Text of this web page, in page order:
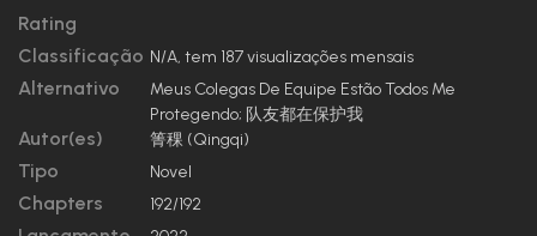
de sono: “Hmm, prometo a vocês, se eu chegar ao
Campeonato Mundial, farei uma transmissão ao vivo
trasvestido por um mês”.
“Ao ver que o canário de quem ele cuidava estava ‘lutando’
para ganhar a vida, Ji Shijin finalmente decidiu o perdoar.
Mais tarde, ele chegou do lado de fora do portão da equipe,
esperando levar Lin Xiao para casa.
O mid laner o segurou pelos ombros com um olhar vigilante.
O suporte da equipe estava na frente dele, sorrindo. O
Rating
Classificação N/A, tem 187 visualizações mensais
Alternativo
Meus Colegas De Equipe Estão Todos Me
Protegendo; 队友都在保护我
Autor(es) 箐稞 (Qingqi)
Tipo Novel
Chapters 192/192